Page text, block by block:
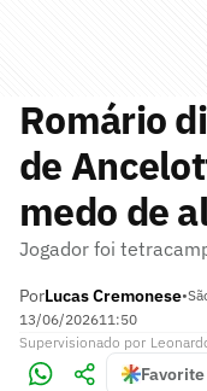
Romário
de
medo de
Jogador foi
PorLucas Cremonese•
13/06/202611:50
Supervisionado por